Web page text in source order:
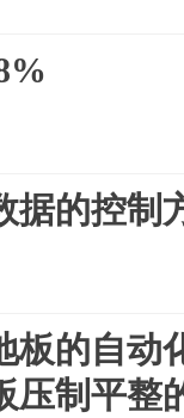
据的控制
板的自动
压制平整